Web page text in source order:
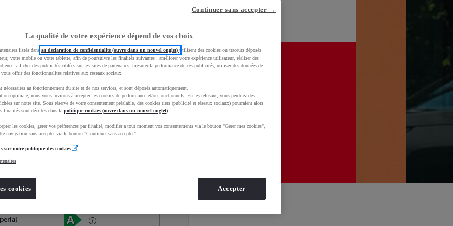
Services Concession
Occasions
La qualité de votre expérience dépend de vos choix
listés dans sa déclaration de confidentialité (ouvre dans un nouvel onglet) utilisent des cookies ou traceurs déposés
votre mobile ou votre tablette, afin de poursuivre les finalités suivantes : améliorer votre expérience utilisateur, réaliser des
afficher des publicités ciblées sur les sites de partenaires, mesurer la performance de ces publicités, utiliser des données de
offrir des fonctionnalités relatives aux réseaux sociaux.
nécessaires au fonctionnement du site et de nos services, et sont déposés automatiquement.
optimale, nous vous invitons à accepter les cookies de performance et/ou fonctionnels. En les refusant, vous perdriez des
sur notre site. Sous réserve de votre consentement préalable, des cookies tiers (publicité et réseaux sociaux) pourraient alors
finalités sont décrites dans la politique cookies (ouvre dans un nouvel onglet)
les cookies, gérer vos préférences par finalité, modifier à tout moment vos consentements via le bouton "Gérer mes cookies",
navigation sans accepter via le bouton "Continuer sans accepter".
sur notre politique des cookies
cookies
Continuer sans accepter →
Accepter